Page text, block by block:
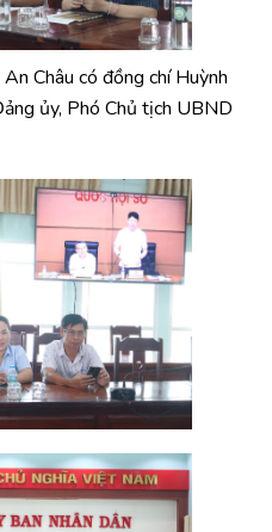
Châu có đồng chí Huỳnh
ủy, Phó Chủ tịch UBND